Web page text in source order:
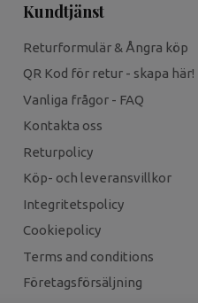
Kundtjänst
Returformulär & Ångra köp
QR Kod för retur - skapa här!
Vanliga frågor - FAQ
Kontakta oss
Returpolicy
Köp- och leveransvillkor
Integritetspolicy
Cookiepolicy
Terms and conditions
Företagsförsäljning